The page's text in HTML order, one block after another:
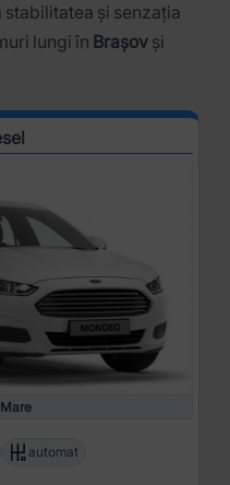
stabilitatea și senzația
lungi în Brașov și
automat